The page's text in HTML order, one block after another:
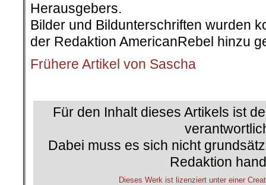
Herausgebers.
Bilder und Bildunterschriften wurden
der Redaktion AmericanRebel hinzu
Frühere Artikel von Sascha
Für den Inhalt dieses Artikels ist
Dabei muss es sich nicht
Redaktion
Dieses Werk ist lizenziert unter einer